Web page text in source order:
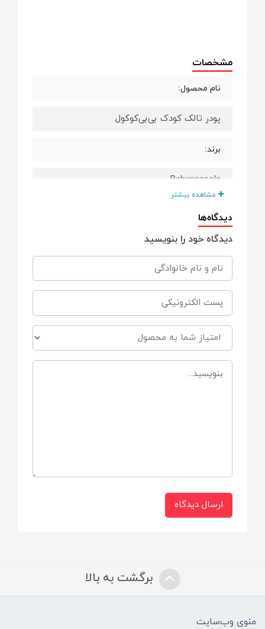
مشخصات
نام محصول:
پودر تالک کودک بی‌بی‌کوکول
برند:
Babycoccole
کشور مبدأ برند:
ایتالیا 🇮🇹
نوع محصول:
پودر تالک نرم و ملایم برای نوزاد
حجم:
۱۲۵ میلی‌لیتر
کاربرد اصلی:
کاهش تعریق ناحیه پوشک
مشاهده بیشتر
دیدگاه‌ها
دیدگاه خود را بنویسید
ارسال دیدگاه
برگشت به بالا
منوی وب‌سایت